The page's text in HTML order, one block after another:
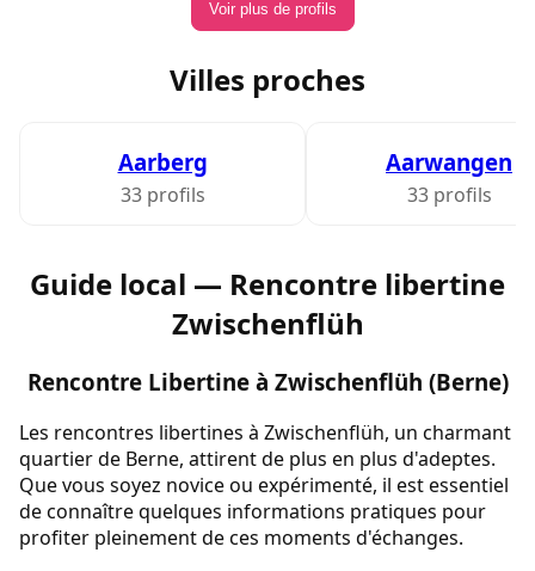
Voir plus de profils
Villes proches
Aarberg
33 profils
Aarwangen
33 profils
Guide local — Rencontre libertine
Zwischenflüh
Rencontre Libertine à Zwischenflüh (Berne)
Les rencontres libertines à Zwischenflüh, un charmant
quartier de Berne, attirent de plus en plus d'adeptes.
Que vous soyez novice ou expérimenté, il est essentiel
de connaître quelques informations pratiques pour
profiter pleinement de ces moments d'échanges.